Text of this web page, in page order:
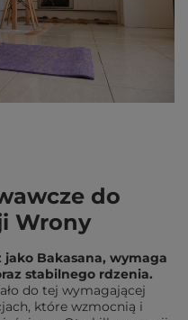
do
Wrony
Bakasana, wymaga
stabilnego rdzenia.
do tej wymagającej
które wzmocnią i